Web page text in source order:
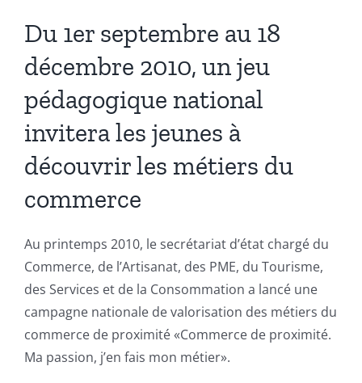
Du 1er septembre au 18
décembre 2010, un jeu
pédagogique national
invitera les jeunes à
découvrir les métiers du
commerce
Au printemps 2010, le secrétariat d’état chargé du
Commerce, de l’Artisanat, des PME, du Tourisme,
des Services et de la Consommation a lancé une
campagne nationale de valorisation des métiers du
commerce de proximité «Commerce de proximité.
Ma passion, j’en fais mon métier».